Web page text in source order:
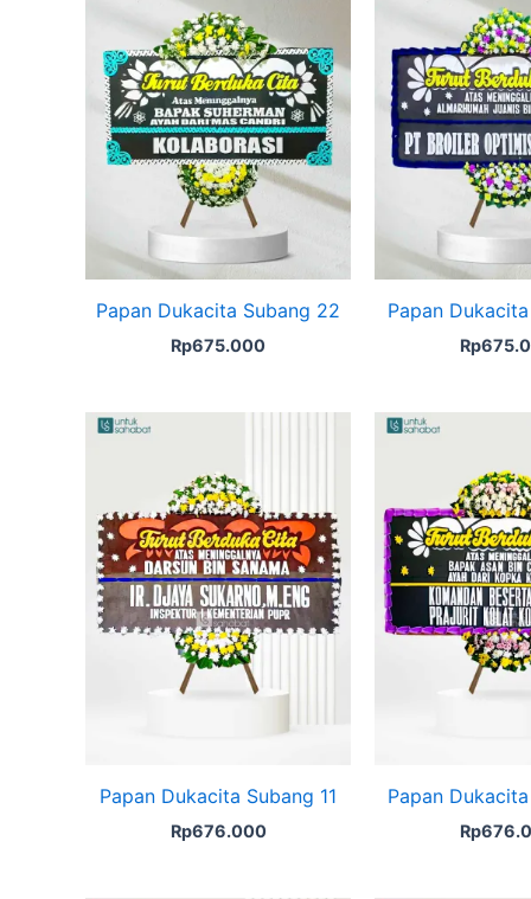
Papan Dukacita Subang 22
Rp675.000
Papan
Rp
Papan Dukacita Subang 11
Rp676.000
Papan
Rp